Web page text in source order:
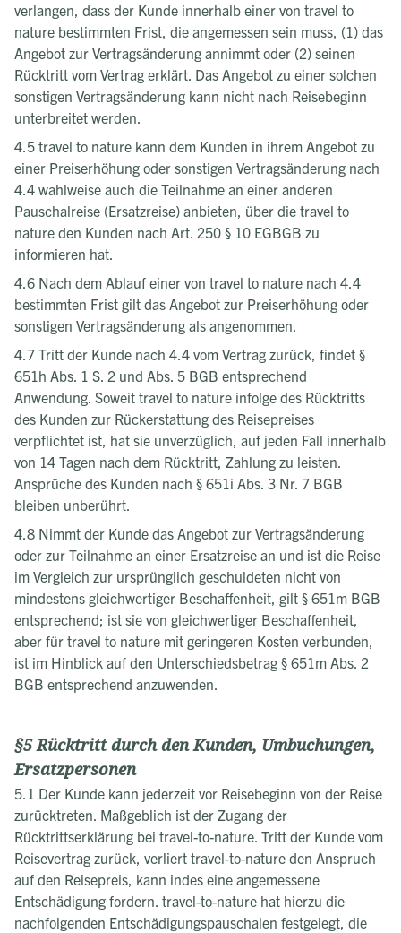
verlangen, dass der Kunde innerhalb einer von travel to
nature bestimmten Frist, die angemessen sein muss, (1) das
Angebot zur Vertragsänderung annimmt oder (2) seinen
Rücktritt vom Vertrag erklärt. Das Angebot zu einer solchen
sonstigen Vertragsänderung kann nicht nach Reisebeginn
unterbreitet werden.
4.5 travel to nature kann dem Kunden in ihrem Angebot zu
einer Preiserhöhung oder sonstigen Vertragsänderung nach
4.4 wahlweise auch die Teilnahme an einer anderen
Pauschalreise (Ersatzreise) anbieten, über die travel to
nature den Kunden nach Art. 250 § 10 EGBGB zu
informieren hat.
4.6 Nach dem Ablauf einer von travel to nature nach 4.4
bestimmten Frist gilt das Angebot zur Preiserhöhung oder
sonstigen Vertragsänderung als angenommen.
4.7 Tritt der Kunde nach 4.4 vom Vertrag zurück, findet §
651h Abs. 1 S. 2 und Abs. 5 BGB entsprechend
Anwendung. Soweit travel to nature infolge des Rücktritts
des Kunden zur Rückerstattung des Reisepreises
verpflichtet ist, hat sie unverzüglich, auf jeden Fall innerhalb
von 14 Tagen nach dem Rücktritt, Zahlung zu leisten.
Ansprüche des Kunden nach § 651i Abs. 3 Nr. 7 BGB
bleiben unberührt.
4.8 Nimmt der Kunde das Angebot zur Vertragsänderung
oder zur Teilnahme an einer Ersatzreise an und ist die Reise
im Vergleich zur ursprünglich geschuldeten nicht von
mindestens gleichwertiger Beschaffenheit, gilt § 651m BGB
entsprechend; ist sie von gleichwertiger Beschaffenheit,
aber für travel to nature mit geringeren Kosten verbunden,
ist im Hinblick auf den Unterschiedsbetrag § 651m Abs. 2
BGB entsprechend anzuwenden.
§5 Rücktritt durch den Kunden, Umbuchungen,
Ersatzpersonen
5.1 Der Kunde kann jederzeit vor Reisebeginn von der Reise
zurücktreten. Maßgeblich ist der Zugang der
Rücktrittserklärung bei travel-to-nature. Tritt der Kunde vom
Reisevertrag zurück, verliert travel-to-nature den Anspruch
auf den Reisepreis, kann indes eine angemessene
Entschädigung fordern. travel-to-nature hat hierzu die
nachfolgenden Entschädigungspauschalen festgelegt, die